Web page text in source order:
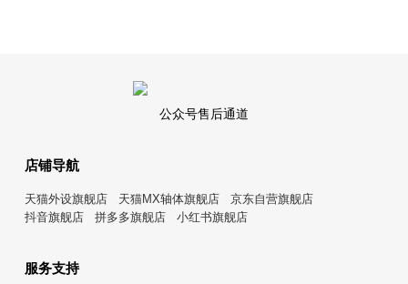
公众号售后通道
店铺导航
天猫外设旗舰店 天猫MX轴体旗舰店
京东自营旗舰店
抖音旗舰店
拼多多旗舰店 小红书旗舰店
服务支持